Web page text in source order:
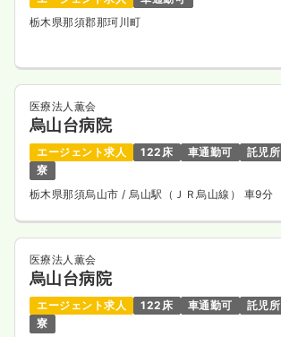
栃木県那須郡那珂川町
医療法人薫会
烏山台病院
エージェント求人 122床 車通勤可
託児所
寮
栃木県那須烏山市 / 烏山駅（ＪＲ烏山線） 車9分
医療法人薫会
烏山台病院
エージェント求人 122床 車通勤可
託児所
寮